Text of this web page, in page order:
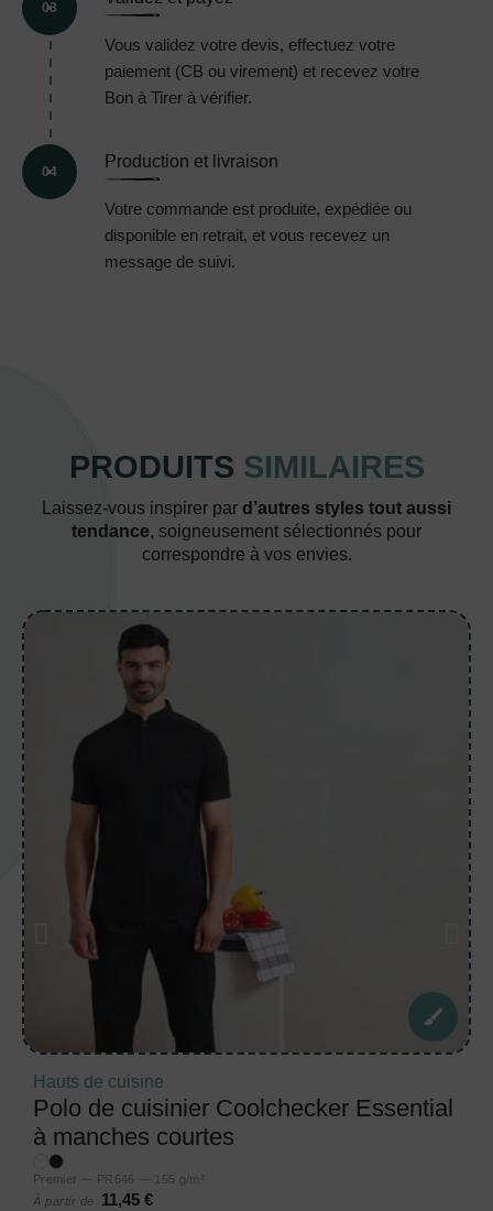
03
Vous validez votre devis, effectuez votre
paiement (CB ou virement) et recevez votre
Bon à Tirer à vérifier.
04
Production et livraison
Votre commande est produite, expédiée ou
disponible en retrait, et vous recevez un
message de suivi.
PRODUITS SIMILAIRES
Laissez-vous inspirer par d’autres styles tout aussi
tendance, soigneusement sélectionnés pour
correspondre à vos envies.
Hauts de cuisine
Polo de cuisinier Coolchecker Essential
à manches courtes
Premier — PR646 — 155 g/m²
À partir de
11,45 €